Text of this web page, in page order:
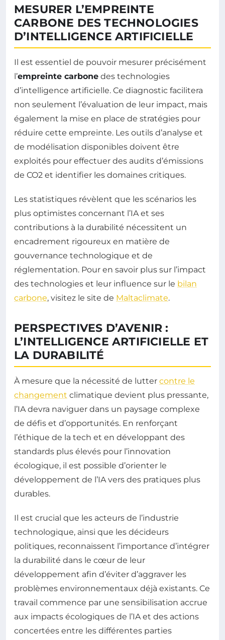
MESURER L’EMPREINTE
CARBONE DES TECHNOLOGIES
D’INTELLIGENCE ARTIFICIELLE
Il est essentiel de pouvoir mesurer précisément
l’empreinte carbone des technologies
d’intelligence artificielle. Ce diagnostic facilitera
non seulement l’évaluation de leur impact, mais
également la mise en place de stratégies pour
réduire cette empreinte. Les outils d’analyse et
de modélisation disponibles doivent être
exploités pour effectuer des audits d’émissions
de CO2 et identifier les domaines critiques.
Les statistiques révèlent que les scénarios les
plus optimistes concernant l’IA et ses
contributions à la durabilité nécessitent un
encadrement rigoureux en matière de
gouvernance technologique et de
réglementation. Pour en savoir plus sur l’impact
des technologies et leur influence sur le bilan
carbone, visitez le site de Maltaclimate.
PERSPECTIVES D’AVENIR :
L’INTELLIGENCE ARTIFICIELLE ET
LA DURABILITÉ
À mesure que la nécessité de lutter contre le
changement climatique devient plus pressante,
l’IA devra naviguer dans un paysage complexe
de défis et d’opportunités. En renforçant
l’éthique de la tech et en développant des
standards plus élevés pour l’innovation
écologique, il est possible d’orienter le
développement de l’IA vers des pratiques plus
durables.
Il est crucial que les acteurs de l’industrie
technologique, ainsi que les décideurs
politiques, reconnaissent l’importance d’intégrer
la durabilité dans le cœur de leur
développement afin d’éviter d’aggraver les
problèmes environnementaux déjà existants. Ce
travail commence par une sensibilisation accrue
aux impacts écologiques de l’IA et des actions
concertées entre les différentes parties